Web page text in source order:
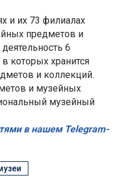
и их 73 филиалах
предметов и
6
которых хранится
и коллекций.
и музейных
музейный
в нашем Telegram-